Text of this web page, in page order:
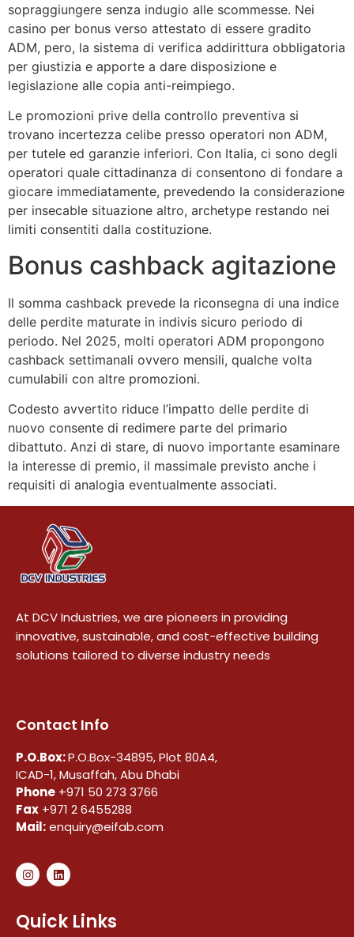
sopraggiungere senza indugio alle scommesse. Nei
casino per bonus verso attestato di essere gradito
ADM, pero, la sistema di verifica addirittura obbligatoria
per giustizia e apporte a dare disposizione e
legislazione alle copia anti-reimpiego.
Le promozioni prive della controllo preventiva si
trovano incertezza celibe presso operatori non ADM,
per tutele ed garanzie inferiori. Con Italia, ci sono degli
operatori quale cittadinanza di consentono di fondare a
giocare immediatamente, prevedendo la considerazione
per insecable situazione altro, archetype restando nei
limiti consentiti dalla costituzione.
Bonus cashback agitazione
Il somma cashback prevede la riconsegna di una indice
delle perdite maturate in indivis sicuro periodo di
periodo. Nel 2025, molti operatori ADM propongono
cashback settimanali ovvero mensili, qualche volta
cumulabili con altre promozioni.
Codesto avvertito riduce l’impatto delle perdite di
nuovo consente di redimere parte del primario
dibattuto. Anzi di stare, di nuovo importante esaminare
la interesse di premio, il massimale previsto anche i
requisiti di analogia eventualmente associati.
At DCV Industries, we are pioneers in providing
innovative, sustainable, and cost-effective building
solutions tailored to diverse industry needs
Contact Info
P.O.Box:P.O.Box-34895, Plot 80A4,
ICAD-1, Musaffah, Abu Dhabi
Phone +971 50 273 3766
Fax +971 2 6455288
Mail:enquiry@eifab.com
Quick Links